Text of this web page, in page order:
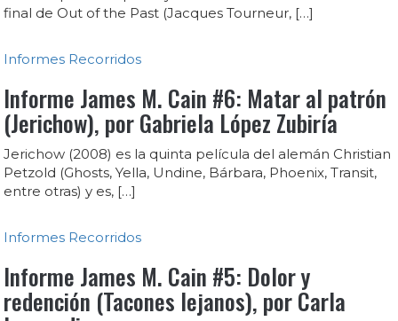
final de Out of the Past (Jacques Tourneur, […]
Informes Recorridos
Informe James M. Cain #6: Matar al patrón
(Jerichow), por Gabriela López Zubiría
Jerichow (2008) es la quinta película del alemán Christian
Petzold (Ghosts, Yella, Undine, Bárbara, Phoenix, Transit,
entre otras) y es, […]
Informes Recorridos
Informe James M. Cain #5: Dolor y
redención (Tacones lejanos), por Carla